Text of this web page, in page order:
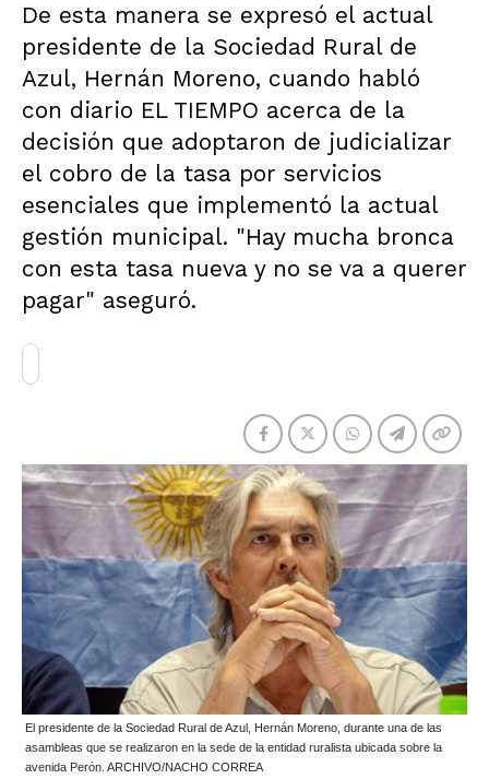
De esta manera se expresó el actual
presidente de la Sociedad Rural de
Azul, Hernán Moreno, cuando habló
con diario EL TIEMPO acerca de la
decisión que adoptaron de judicializar
el cobro de la tasa por servicios
esenciales que implementó la actual
gestión municipal. "Hay mucha bronca
con esta tasa nueva y no se va a querer
pagar" aseguró.
El presidente de la Sociedad Rural de Azul, Hernán Moreno, durante una de las
asambleas que se realizaron en la sede de la entidad ruralista ubicada sobre la
avenida Perón. ARCHIVO/NACHO CORREA